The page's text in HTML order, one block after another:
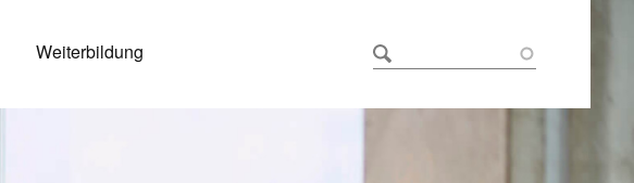
Weiterbildung